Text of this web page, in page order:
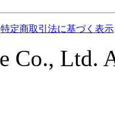
特定商取引法に基づく表示
Co., Ltd.